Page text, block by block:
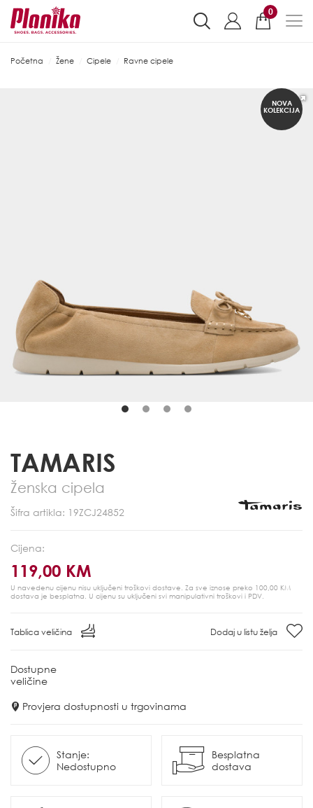
0
Početna Žene Cipele Ravne cipele
NOVA
KOLEKCIJA
TAMARIS
Ženska cipela
Šifra artikla: 19ZCJ24852
Cijena:
119,00 KM
U navedenu cijenu nisu uključeni troškovi dostave. Za sve iznose preko 100,00 KM
dostava je besplatna. U cijenu su uključeni svi manipulativni troškovi i PDV.
Tablica veličina Dodaj u listu želja
Dostupne
veličine
Provjera dostupnosti u trgovinama
Stanje:
Nedostupno
Besplatna
dostava